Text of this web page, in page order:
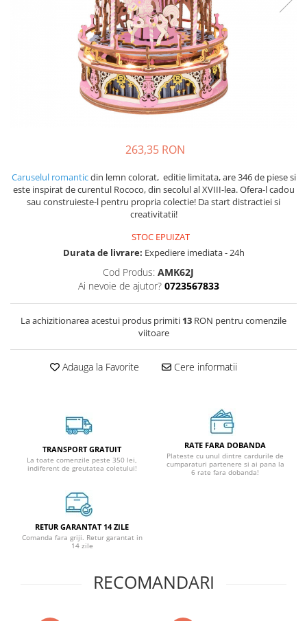
263,35 RON
Caruselul romanticdin lemn colorat, editie limitata, are 346 de piese si
este inspirat de curentul Rococo, din secolul al XVIII-lea. Ofera-l cadou
sau construieste-l pentru propria colectie! Da start distractiei si
creativitatii!
STOC EPUIZAT
Durata de livrare: Expediere imediata - 24h
Cod Produs: AMK62J
Ai nevoie de ajutor? 0723567833
La achizitionarea acestui produs primiti 13 RON pentru comenzile
viitoare
Adauga la Favorite Cere informatii
TRANSPORT GRATUIT
La toate comenzile peste 350 lei,
indiferent de greutatea coletului!
RATE FARA DOBANDA
Plateste cu unul dintre cardurile de
cumparaturi partenere si ai pana la
6 rate fara dobanda!
RETUR GARANTAT 14 ZILE
Comanda fara griji. Retur garantat in
14 zile
RECOMANDARI